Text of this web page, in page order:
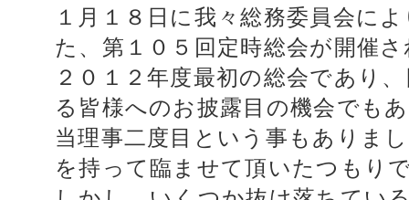
１月１８日に我々総務委員会に
た、第１０５回定時総会が開催
２０１２年度最初の総会であり
る皆様へのお披露目の機会でも
当理事二度目という事もありま
を持って臨ませて頂いたつもり